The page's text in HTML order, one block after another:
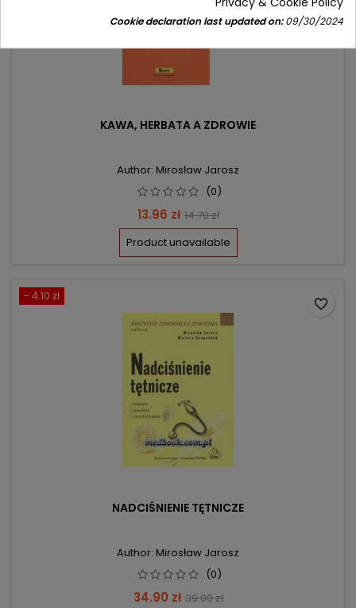
KAWA, HERBATA A ZDROWIE
Author: Mirosław Jarosz
(0)
Price
13.96 zł Regular
price
14.70 zł
Product unavailable
- 4.10 zł
NADCIŚNIENIE TĘTNICZE
Author: Mirosław Jarosz
(0)
Price
34.90 zł Regular
39.00 zł
favorite_border
Cookie declaration last updated on:09/30/2024